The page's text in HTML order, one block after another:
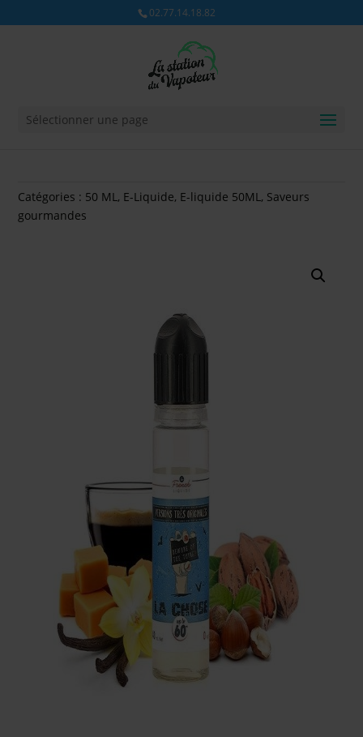
02.77.14.18.82
Sélectionner une page
Catégories : 50 ML, E-Liquide, E-liquide 50ML, Saveurs
gourmandes